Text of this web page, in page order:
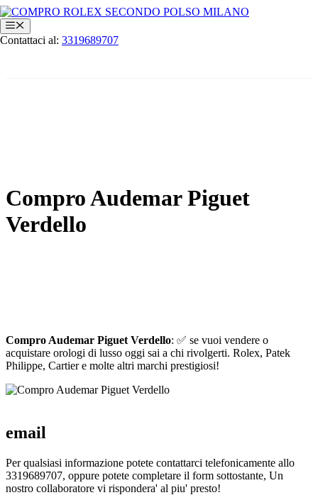
Vai
al
contenuto
Menu
Contattaci al: 3319689707
Compro Audemar Piguet
Verdello
Compro Audemar Piguet Verdello: ✅ se vuoi vendere o
acquistare orologi di lusso oggi sai a chi rivolgerti. Rolex, Patek
Philippe, Cartier e molte altri marchi prestigiosi!
email
Per qualsiasi informazione potete contattarci telefonicamente allo
3319689707, oppure potete completare il form sottostante, Un
nostro collaboratore vi rispondera' al piu' presto!